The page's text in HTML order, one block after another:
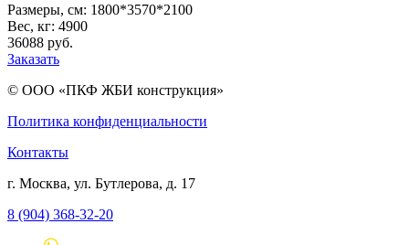
Размеры, см: 1800*3570*2100
Вес, кг: 4900
36088 pуб.
Заказать
© ООО «ПКФ ЖБИ конструкция»
Политика конфиденциальности
Контакты
г. Москва, ул. Бутлерова, д. 17
8 (904) 368-32-20